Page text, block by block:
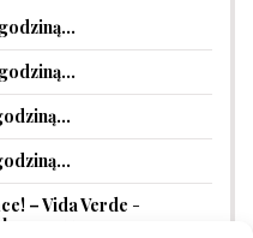
– Vida Verde -